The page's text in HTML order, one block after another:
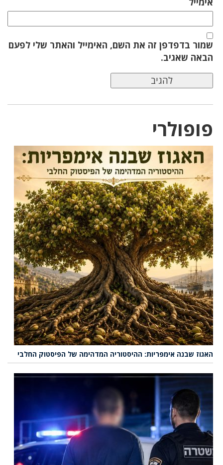
שמור בדפדפן זה את השם, האימייל והאתר שלי לפעם
הבאה שאגיב.
פופולרי
האגוז שבנה אימפריות: ההיסטוריה המדהימה של הפיסטוק החלבי